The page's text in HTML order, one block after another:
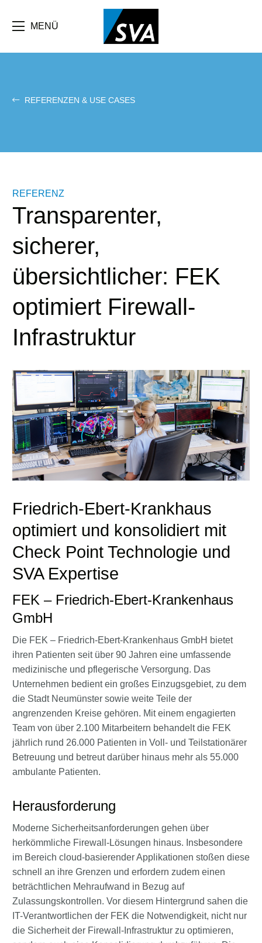
Inhalt
MENÜ
REFERENZEN & USE CASES
REFERENZ
Transparenter,
sicherer,
übersichtlicher: FEK
optimiert Firewall-
Infrastruktur
Friedrich-Ebert-Krankhaus
optimiert und konsolidiert mit
Check Point Technologie und
SVA Expertise
FEK – Friedrich-Ebert-Krankenhaus
GmbH
Die FEK – Friedrich-Ebert-Krankenhaus GmbH bietet
ihren Patienten seit über 90 Jahren eine umfassende
medizinische und pflegerische Versorgung. Das
Unternehmen bedient ein großes Einzugsgebiet, zu dem
die Stadt Neumünster sowie weite Teile der
angrenzenden Kreise gehören. Mit einem engagierten
Team von über 2.100 Mitarbeitern behandelt die FEK
jährlich rund 26.000 Patienten in Voll- und Teilstationärer
Betreuung und betreut darüber hinaus mehr als 55.000
ambulante Patienten.
Herausforderung
Moderne Sicherheitsanforderungen gehen über
herkömmliche Firewall-Lösungen hinaus. Insbesondere
im Bereich cloud-basierender Applikationen stoßen diese
schnell an ihre Grenzen und erfordern zudem einen
beträchtlichen Mehraufwand in Bezug auf
Zulassungskontrollen. Vor diesem Hintergrund sahen die
IT-Verantwortlichen der FEK die Notwendigkeit, nicht nur
die Sicherheit der Firewall-Infrastruktur zu optimieren,